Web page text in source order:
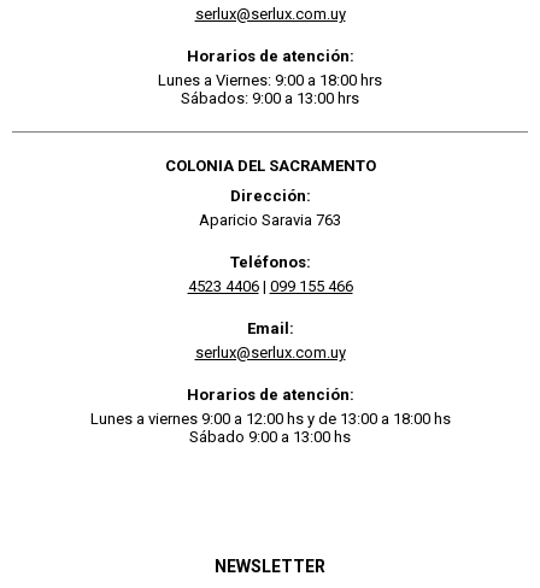
NEWSLETTER
serlux@serlux.com.uy
Horarios de atención:
Lunes a Viernes: 9:00 a 18:00 hrs
Sábados: 9:00 a 13:00 hrs
COLONIA DEL SACRAMENTO
Dirección:
Aparicio Saravia 763
Teléfonos:
4523 4406| 099 155 466
Email:
serlux@serlux.com.uy
Horarios de atención:
Lunes a viernes 9:00 a 12:00 hs y de 13:00 a 18:00 hs
Sábado 9:00 a 13:00 hs